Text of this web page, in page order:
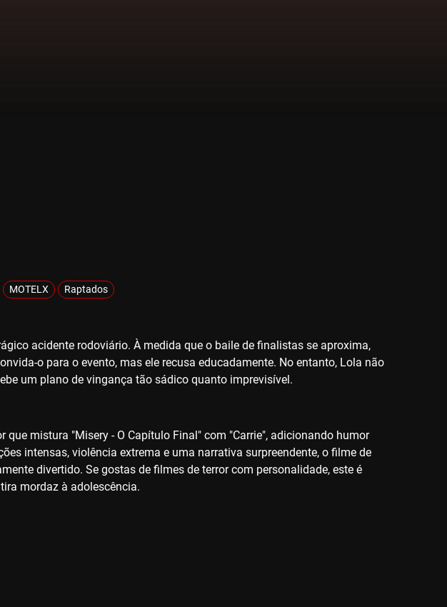
MOTELX Raptados
acidente rodoviário. À medida que o baile de finalistas se aproxima,
o para o evento, mas ele recusa educadamente. No entanto, Lola não
um plano de vingança tão sádico quanto imprevisível.
que mistura "Misery - O Capítulo Final" com "Carrie", adicionando humor
intensas, violência extrema e uma narrativa surpreendente, o filme de
divertido. Se gostas de filmes de terror com personalidade, este é
mordaz à adolescência.